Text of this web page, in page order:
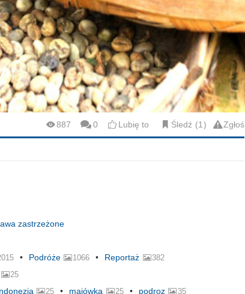
887 0 Lubię to Śledź 1 Zgłoś
zastrzeżone
Podróże 1066 Reportaż 382
25
25 majówka 25 podroz 35